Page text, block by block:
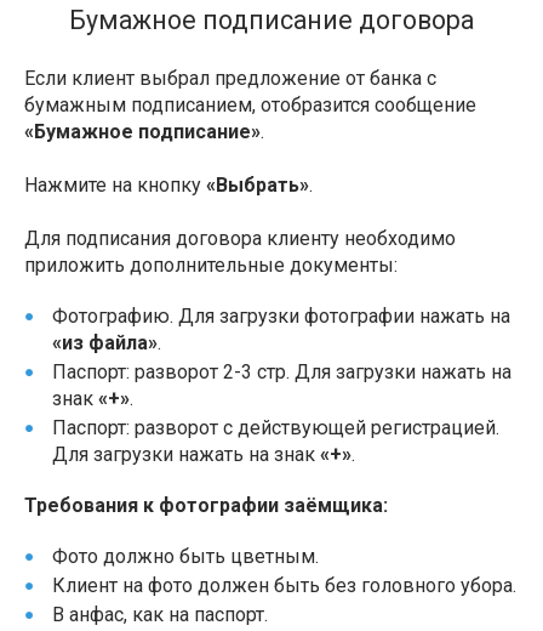
Бумажное подписание договора
Если клиент выбрал предложение от банка с
бумажным подписанием, отобразится сообщение
«Бумажное подписание».
Нажмите на кнопку «Выбрать».
Для подписания договора клиенту необходимо
приложить дополнительные документы:
Фотографию. Для загрузки фотографии нажать на
«из файла».
Паспорт: разворот 2-3 стр. Для загрузки нажать на
знак «+».
Паспорт: разворот с действующей регистрацией.
Для загрузки нажать на знак «+».
Требования к фотографии заёмщика:
Фото должно быть цветным.
Клиент на фото должен быть без головного убора.
В анфас, как на паспорт.